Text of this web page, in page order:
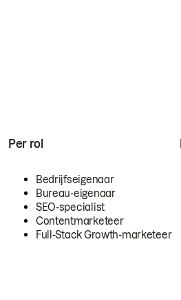
Per rol
Bedrijfseigenaar
Bureau-eigenaar
SEO-specialist
Contentmarketeer
Full-Stack Growth-marketeer